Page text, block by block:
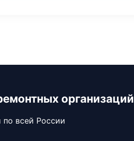
организаций
по всей России